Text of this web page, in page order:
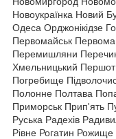
Новоукраїнка Новий
Одеса Орджонікідзе
Первомайськ
Перемишляни
Хмельницький
Погребище
Полонне Полтава
Приморськ Прип'ять
Руська Радехів
Рівне Рогатин